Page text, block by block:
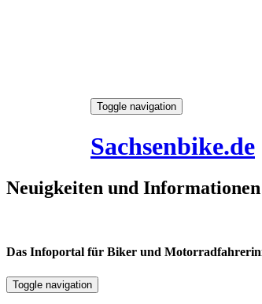
Toggle navigation
Sachsenbike.de
Neuigkeiten und
Das Infoportal für Biker und
Toggle navigation